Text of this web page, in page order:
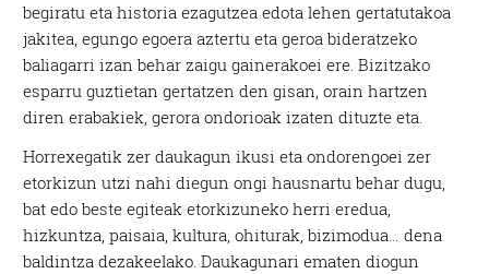
begiratu eta historia ezagutzea edota lehen gertatutakoa
jakitea, egungo egoera aztertu eta geroa bideratzeko
baliagarri izan behar zaigu gainerakoei ere. Bizitzako
esparru guztietan gertatzen den gisan, orain hartzen
diren erabakiek, gerora ondorioak izaten dituzte eta.
Horrexegatik zer daukagun ikusi eta ondorengoei zer
etorkizun utzi nahi diegun ongi hausnartu behar dugu,
bat edo beste egiteak etorkizuneko herri eredua,
hizkuntza, paisaia, kultura, ohiturak, bizimodua… dena
baldintza dezakeelako. Daukagunari ematen diogun